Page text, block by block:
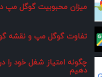
میزان محبوبیت گوگل مپ
تفاوت گوگل مپ و نقشه
چگونه امتیاز شغل خود را
دهیم